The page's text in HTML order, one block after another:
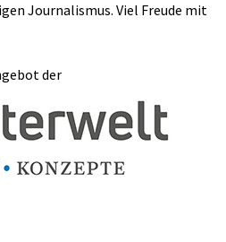
Journalismus. Viel Freude mit
der